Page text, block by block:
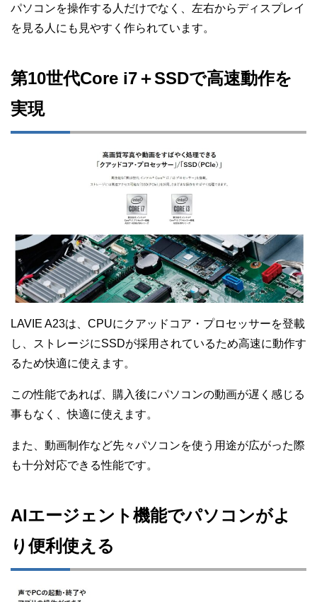
パソコンを操作する人だけでなく、左右からディスプレイ
を見る人にも見やすく作られています。
第10世代Core i7＋SSDで高速動作を
実現
LAVIE A23は、CPUにクアッドコア・プロセッサーを登載
し、ストレージにSSDが採用されているため高速に動作す
るため快適に使えます。
この性能であれば、購入後にパソコンの動画が遅く感じる
事もなく、快適に使えます。
また、動画制作など先々パソコンを使う用途が広がった際
も十分対応できる性能です。
AIエージェント機能でパソコンがよ
り便利使える